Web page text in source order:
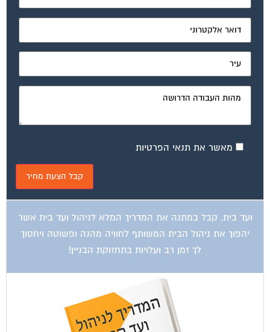
מאשר את תנאי הפרטיות
ועד בית, קבל במתנה את המדריך המלא לניהול ועד בית אשר
יהפוך את ניהול הבית המשותף לחוויה מהנה ופשוטה ויחסוך
לך זמן רב ועלויות בתחזוקת הבניין!